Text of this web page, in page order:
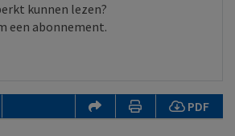
kunnen lezen?
een abonnement.
PDF